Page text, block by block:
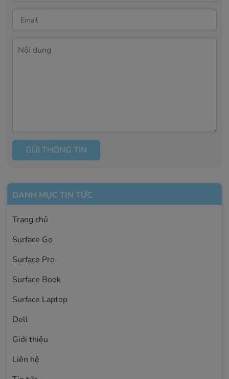
GỬI THÔNG TIN
DANH MỤC TIN TỨC
Trang chủ
Surface Go
Surface Pro
Surface Book
Surface Laptop
Dell
Giới thiệu
Liên hệ